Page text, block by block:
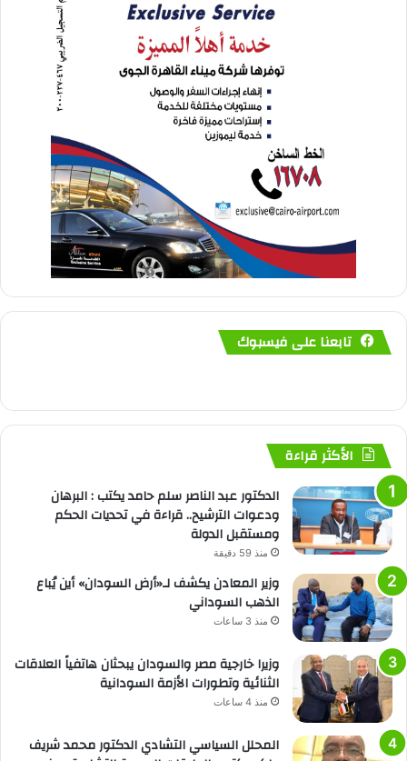
تابعنا على فيسبوك
الأكثر قراءة
الدكتور عبد الناصر سلم حامد يكتب : البرهان
ودعوات الترشيح.. قراءة في تحديات الحكم
ومستقبل الدولة
منذ 59 دقيقة
وزير المعادن يكشف لـ«أرض السودان» أين يُباع
الذهب السوداني
منذ 3 ساعات
وزيرا خارجية مصر والسودان يبحثان هاتفياً العلاقات
الثنائية وتطورات الأزمة السودانية
منذ 4 ساعات
المحلل السياسي التشادي الدكتور محمد شريف